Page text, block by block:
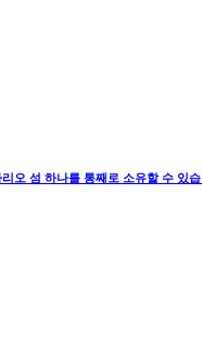
오 섬 하나를 통째로 소유할 수 있